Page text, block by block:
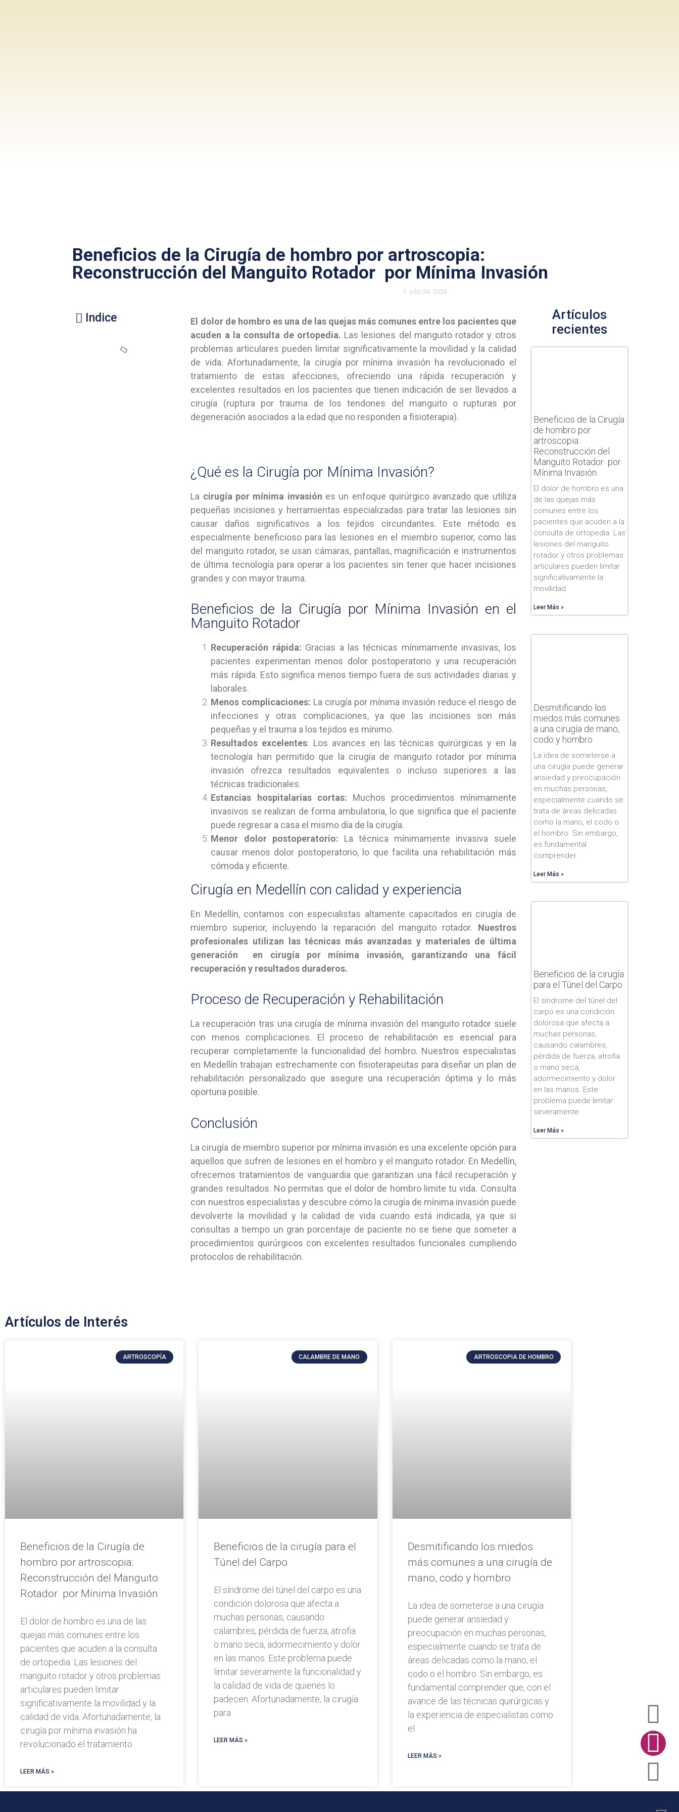
Beneficios de la Cirugía de hombro por artroscopia:
Reconstrucción del Manguito Rotador por Mínima Invasión
julio 24, 2024
Indice
El dolor de hombro es una de las quejas más comunes entre los pacientes que
acuden a la consulta de ortopedia. Las lesiones del manguito rotador y otros
problemas articulares pueden limitar significativamente la movilidad y la calidad
de vida. Afortunadamente, la cirugía por mínima invasión ha revolucionado el
tratamiento de estas afecciones, ofreciendo una rápida recuperación y
excelentes resultados en los pacientes que tienen indicación de ser llevados a
cirugía (ruptura por trauma de los tendones del manguito o rupturas por
degeneración asociados a la edad que no responden a fisioterapia).
¿Qué es la Cirugía por Mínima Invasión?
La cirugía por mínima invasión es un enfoque quirúrgico avanzado que utiliza
pequeñas incisiones y herramientas especializadas para tratar las lesiones sin
causar daños significativos a los tejidos circundantes. Este método es
especialmente beneficioso para las lesiones en el miembro superior, como las
del manguito rotador, se usan cámaras, pantallas, magnificación e instrumentos
de última tecnología para operar a los pacientes sin tener que hacer incisiones
grandes y con mayor trauma.
Beneficios de la Cirugía por Mínima Invasión en el
Manguito Rotador
Recuperación rápida: Gracias a las técnicas mínimamente invasivas, los
pacientes experimentan menos dolor postoperatorio y una recuperación
más rápida. Esto significa menos tiempo fuera de sus actividades diarias y
laborales.
Menos complicaciones: La cirugía por mínima invasión reduce el riesgo de
infecciones y otras complicaciones, ya que las incisiones son más
pequeñas y el trauma a los tejidos es mínimo.
Resultados excelentes: Los avances en las técnicas quirúrgicas y en la
tecnología han permitido que la cirugía de manguito rotador por mínima
invasión ofrezca resultados equivalentes o incluso superiores a las
técnicas tradicionales.
Estancias hospitalarias cortas: Muchos procedimientos mínimamente
invasivos se realizan de forma ambulatoria, lo que significa que el paciente
puede regresar a casa el mismo día de la cirugía.
Menor dolor postoperatorio: La técnica mínimamente invasiva suele
causar menos dolor postoperatorio, lo que facilita una rehabilitación más
cómoda y eficiente.
Cirugía en Medellín con calidad y experiencia
En Medellín, contamos con especialistas altamente capacitados en cirugía de
miembro superior, incluyendo la reparación del manguito rotador. Nuestros
profesionales utilizan las técnicas más avanzadas y materiales de última
generación en cirugía por mínima invasión, garantizando una fácil
recuperación y resultados duraderos.
Proceso de Recuperación y Rehabilitación
La recuperación tras una cirugía de mínima invasión del manguito rotador suele
con menos complicaciones. El proceso de rehabilitación es esencial para
recuperar completamente la funcionalidad del hombro. Nuestros especialistas
en Medellín trabajan estrechamente con fisioterapeutas para diseñar un plan de
rehabilitación personalizado que asegure una recuperación óptima y lo más
oportuna posible.
Conclusión
La cirugía de miembro superior por mínima invasión es una excelente opción para
aquellos que sufren de lesiones en el hombro y el manguito rotador. En Medellín,
ofrecemos tratamientos de vanguardia que garantizan una fácil recuperación y
grandes resultados. No permitas que el dolor de hombro limite tu vida. Consulta
con nuestros especialistas y descubre cómo la cirugía de mínima invasión puede
devolverte la movilidad y la calidad de vida cuando está indicada, ya que si
consultas a tiempo un gran porcentaje de paciente no se tiene que someter a
procedimientos quirúrgicos con excelentes resultados funcionales cumpliendo
protocolos de rehabilitación.
Artículos
recientes
Beneficios de la Cirugía
de hombro por
artroscopia:
Reconstrucción del
Manguito Rotador por
Mínima Invasión
El dolor de hombro es una
de las quejas más
comunes entre los
pacientes que acuden a la
consulta de ortopedia. Las
lesiones del manguito
rotador y otros problemas
articulares pueden limitar
significativamente la
movilidad
Leer Más »
Desmitificando los
miedos más comunes
a una cirugía de mano,
codo y hombro
La idea de someterse a
una cirugía puede generar
ansiedad y preocupación
en muchas personas,
especialmente cuando se
trata de áreas delicadas
como la mano, el codo o
el hombro. Sin embargo,
es fundamental
comprender
Leer Más »
Beneficios de la cirugía
para el Túnel del Carpo
El síndrome del túnel del
carpo es una condición
dolorosa que afecta a
muchas personas,
causando calambres,
pérdida de fuerza, atrofia
o mano seca,
adormecimiento y dolor
en las manos. Este
problema puede limitar
severamente
Leer Más »
Artículos de Interés
ARTROSCOPÍA
Beneficios de la Cirugía de
hombro por artroscopia:
Reconstrucción del Manguito
Rotador por Mínima Invasión
El dolor de hombro es una de las
quejas más comunes entre los
pacientes que acuden a la consulta
de ortopedia. Las lesiones del
manguito rotador y otros problemas
articulares pueden limitar
significativamente la movilidad y la
calidad de vida. Afortunadamente, la
cirugía por mínima invasión ha
revolucionado el tratamiento
LEER MÁS »
CALAMBRE DE MANO
Beneficios de la cirugía para el
Túnel del Carpo
El síndrome del túnel del carpo es una
condición dolorosa que afecta a
muchas personas, causando
calambres, pérdida de fuerza, atrofia
o mano seca, adormecimiento y dolor
en las manos. Este problema puede
limitar severamente la funcionalidad y
la calidad de vida de quienes lo
padecen. Afortunadamente, la cirugía
para
LEER MÁS »
ARTROSCOPIA DE HOMBRO
Desmitificando los miedos
más comunes a una cirugía de
mano, codo y hombro
La idea de someterse a una cirugía
puede generar ansiedad y
preocupación en muchas personas,
especialmente cuando se trata de
áreas delicadas como la mano, el
codo o el hombro. Sin embargo, es
fundamental comprender que, con el
avance de las técnicas quirúrgicas y
la experiencia de especialistas como
el
LEER MÁS »